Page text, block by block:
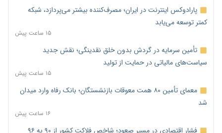
پارادوکس اینترنت در ایران؛ مصرف‌کننده بیشتر می‌پردازد، شبکه
کمتر توسعه می‌یابد
۱۵ ساعت پیش
تأمین سرمایه در گردش بدون خلق نقدینگی؛ نقش جدید
سیاست‌های مالیاتی در حمایت از تولید
۱۵ ساعت پیش
معمای تأمین ۸۰ همت معوقات بازنشستگان؛ بانک رفاه وارد میدان
شد
۱۶ ساعت پیش
فشار اقتصادی در مسیر صعود؛ شاخص فلاکت کشور از ۹۰ به ۹۶